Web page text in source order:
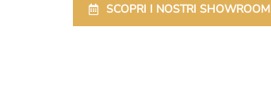
SCOPRI I NOSTRI SHOWROOM